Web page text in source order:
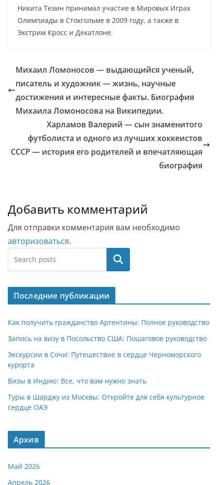
Никита Тезин принимал участие в Мировых Играх
Олимпиады в Стокгольме в 2009 году, а также в
Экстрим Кросс и Декатлоне.
Михаил Ломоносов — выдающийся ученый,
писатель и художник — жизнь, научные
достижения и интересные факты. Биография
Михаила Ломоносова на Википедии.
Харламов Валерий — сын знаменитого
футболиста и одного из лучших хоккеистов
СССР — история его родителей и впечатляющая
биография
Добавить комментарий
Для отправки комментария вам необходимо
авторизоваться.
Поиск
Последние публикации
Как получить гражданство Аргентины: Полное руководство
Запись на визу в Посольство США: Пошаговое руководство
Экскурсии в Сочи: Путешествие в сердце Черноморского
курорта
Визы в Индию: Все, что вам нужно знать
Туры в Шарджу из Москвы: Откройте для себя культурное
сердце ОАЭ
Архив
Май 2026
Апрель 2026